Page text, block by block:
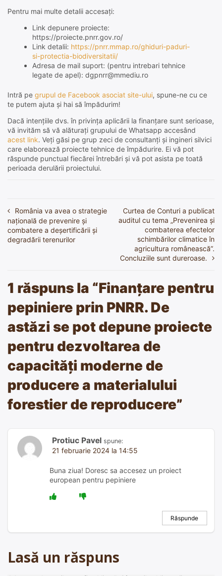
Pentru mai multe detalii accesați:
Link depunere proiecte:
https://proiecte.pnrr.gov.ro/
Link detalii: https://pnrr.mmap.ro/ghiduri-paduri-
si-protectia-biodiversitatii/
Adresa de mail suport: (pentru intrebari tehnice
legate de apel): dgpnrr@mmediu.ro
Intră pe grupul de Facebook asociat site-ului, spune-ne cu ce
te putem ajuta și hai să împădurim!
Dacă intențiile dvs. în privința aplicării la finanțare sunt serioase,
vă invităm să vă alăturați grupului de Whatsapp accesând
acest link. Veți găsi pe grup zeci de consultanți și ingineri silvici
care elaborează proiecte tehnice de împădurire. Ei vă pot
răspunde punctual fiecărei întrebări și vă pot asista pe toată
perioada derulării proiectului.
Navigare
în
articole
România va avea o strategie
naţională de prevenire şi
combatere a deşertificării şi
degradării terenurilor
Curtea de Conturi a publicat
auditul cu tema „Prevenirea și
combaterea efectelor
schimbărilor climatice în
agricultura românească”.
Concluziile sunt dureroase.
1 răspuns la “Finanțare pentru
pepiniere prin PNRR. De
astăzi se pot depune proiecte
pentru dezvoltarea de
capacități moderne de
producere a materialului
forestier de reproducere”
Protiuc Pavel spune:
21 februarie 2024 la 14:55
Buna ziua! Doresc sa accesez un proiect
european pentru pepiniere
Răspunde
Lasă un răspuns